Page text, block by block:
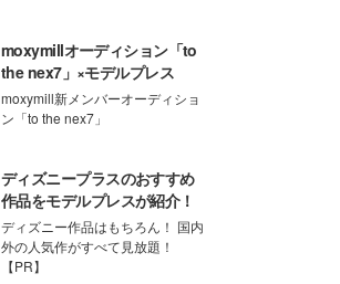
moxymillオーディション「to
the nex7」×モデルプレス
moxymill新メンバーオーディショ
ン「to the nex7」
ディズニープラスのおすすめ
作品をモデルプレスが紹介！
ディズニー作品はもちろん！ 国内
外の人気作がすべて見放題！
【PR】